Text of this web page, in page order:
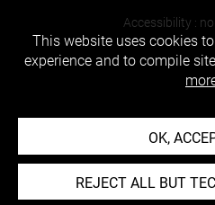
Accessibility :
This website uses cookies
experience and to compile
OK,
REJECT ALL BUT